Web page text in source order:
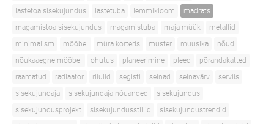
lastetoa sisekujundus
lastetuba lemmikloom
madrats
magamistoa sisekujundus
magamistuba maja müük
metallid
minimalism
mööbel müra korteris muster muusika
nõud
nõukaaegne mööbel
ohutus planeerimine pleed
põrandakatted
raamatud
radiaator riiulid segisti seinad seinavärv
serviis
sisekujundaja
sisekujundaja nõuanded
sisekujundus
sisekujundusprojekt
sisekujundusstiilid
sisekujundustrendid